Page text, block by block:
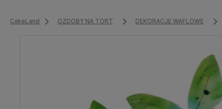
CakeLand OZDOBY NA TORT DEKORACJE WAFLOWE